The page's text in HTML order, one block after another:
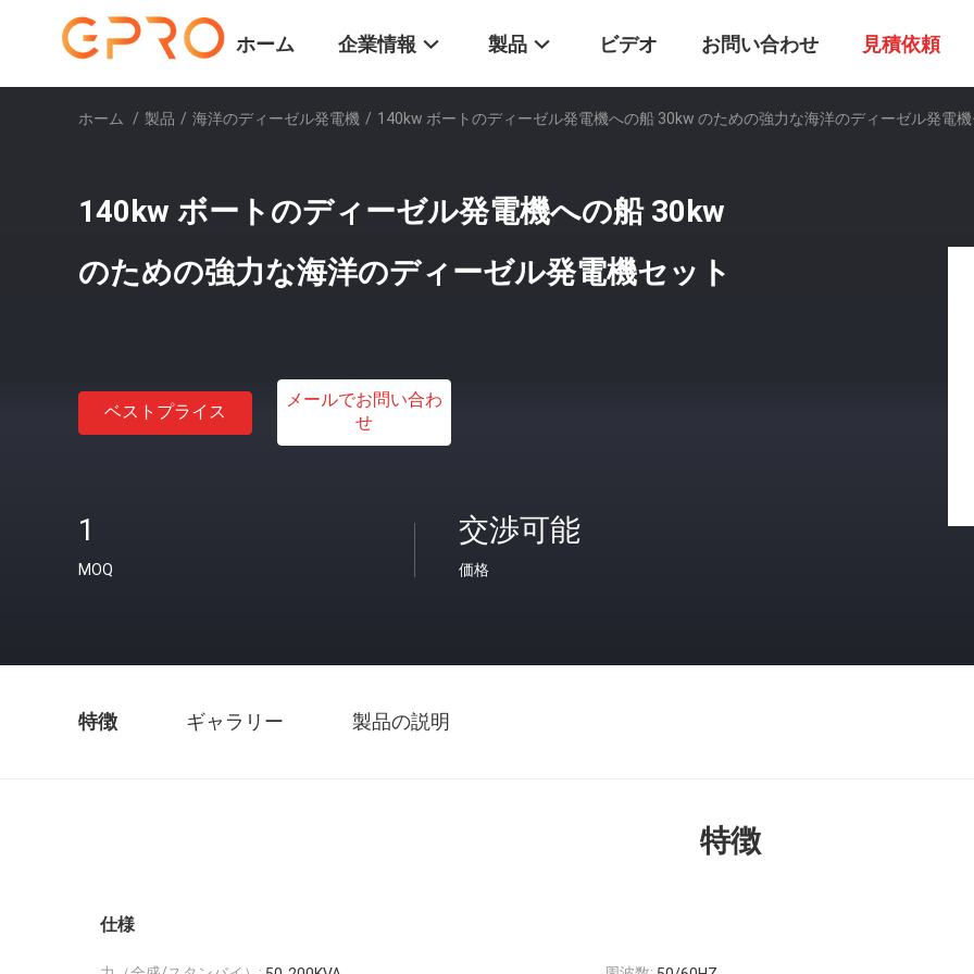
ホーム 企業情報 製品 ビデオ お問い合わせ 見積依頼
ホーム / 製品 / 海洋のディーゼル発電機 / 140kw ボートのディーゼル発電機への船 30kw のための強力な海洋のディーゼル発電
140kw ボートのディーゼル発電機への船 30kw
のための強力な海洋のディーゼル発電機セット
ベストプライス
メールでお問い合わ
せ
1
MOQ
交渉可能
価格
特徴 ギャラリー 製品の説明
特徴
仕様